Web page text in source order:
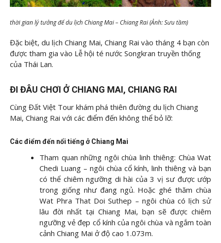
thời gian lý tưởng để du lịch Chiang Mai – Chiang Rai (Ảnh: Sưu tầm)
Đặc biệt, du lịch Chiang Mai, Chiang Rai vào tháng 4 bạn còn
được tham gia vào Lễ hội té nước Songkran truyền thống
của Thái Lan.
ĐI ĐÂU CHƠI Ở CHIANG MAI, CHIANG RAI
Cùng Đất Việt Tour khám phá thiên đường du lịch Chiang
Mai, Chiang Rai với các điểm đến không thể bỏ lỡ:
Các điểm đến nổi tiếng ở Chiang Mai
Tham quan những ngôi chùa linh thiêng: Chùa Wat
Chedi Luang – ngôi chùa cổ kính, linh thiêng và bạn
có thể chiêm ngưỡng di hài của 3 vị sư được ướp
trong giống như đang ngủ. Hoặc ghé thăm chùa
Wat Phra That Doi Suthep – ngôi chùa có lịch sử
lâu đời nhất tại Chiang Mai, bạn sẽ được chiêm
ngưỡng vẻ đẹp cổ kính của ngôi chùa và ngắm toàn
cảnh Chiang Mai ở độ cao 1.073m.